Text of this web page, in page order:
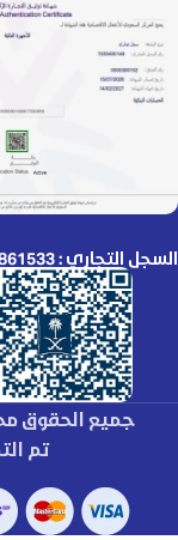
السجل التجاري : 1010861533
جميع الحقوق
تم